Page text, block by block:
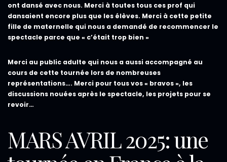
ont dansé avec nous. Merci à toutes tous ces prof qui
dansaient encore plus que les élèves. Merci à cette petite
fille de maternelle qui nous a demandé de recommencer le
spectacle parce que « c’était trop bien »
Merci au public adulte qui nous a aussi accompagné au
cours de cette tournée lors de nombreuses
représentations…. Merci pour tous vos « bravos », les
discussions nouées après le spectacle, les projets pour se
revoir…
MARS AVRIL 2025: une